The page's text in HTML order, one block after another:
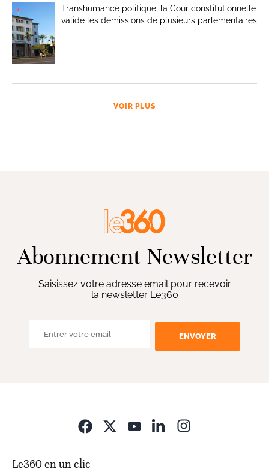
Transhumance politique: la Cour constitutionnelle
valide les démissions de plusieurs parlementaires
VOIR PLUS
Abonnement Newsletter
Saisissez votre adresse email pour recevoir
la newsletter Le360
ENVOYER
Le360 en un clic